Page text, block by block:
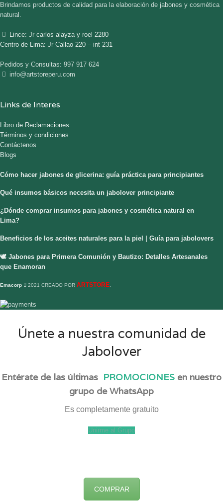
Brindamos productos de calidad para la elaboración de jabones y cosmética
natural.
Lince: Jr carlos alayza y roel 2280
Centro de Lima: Jr Callao 220 – int 231
Pedidos y Consultas: 997 917 624
info@artstoreperu.com
Links de Interes
Libro de Reclamaciones
Términos y condiciones
Contáctenos
Blogs
Cómo hacer jabones de glicerina: guía práctica para principiantes
Qué insumos básicos necesita un jabolover principiante
¿Dónde comprar insumos para jabones y cosmética natural en
Lima?
Beneficios de los aceites naturales para la piel | Guía para jabolovers
🕊️ Jabones para Primera Comunión y Bautizo: Detalles Artesanales
que Enamoran
Emacorp 2021 CREADO POR ARTSTORE
Únete a nuestra comunidad de
Jabolover
Entérate de las últimas PROMOCIONES en nuestro
grupo de WhatsApp
Es completamente gratuito
Unirme al Grupo
COMPRAR